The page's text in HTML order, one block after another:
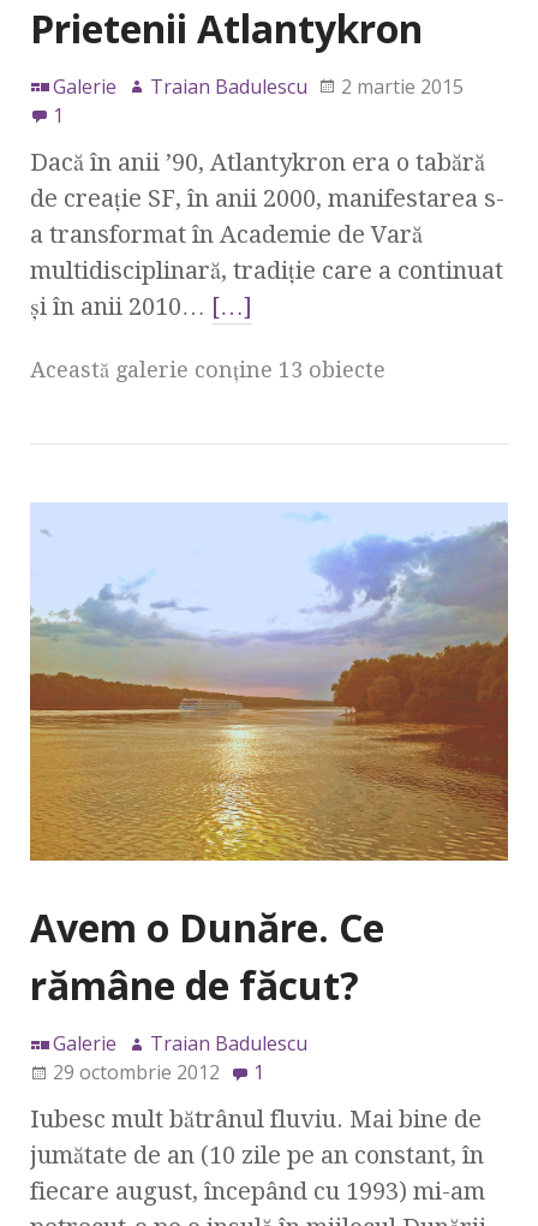
Prietenii Atlantykron
Galerie Traian Badulescu
2 martie 2015
1
Dacă în anii ’90, Atlantykron era o tabără
de creaţie SF, în anii 2000, manifestarea s-
a transformat în Academie de Vară
multidisciplinară, tradiţie care a continuat
şi în anii 2010… […]
Această galerie conţine 13 obiecte
Avem o Dunăre. Ce
rămâne de făcut?
Galerie
Traian Badulescu
29 octombrie 2012
1
Iubesc mult bătrânul fluviu. Mai bine de
jumătate de an (10 zile pe an constant, în
fiecare august, începând cu 1993) mi-am